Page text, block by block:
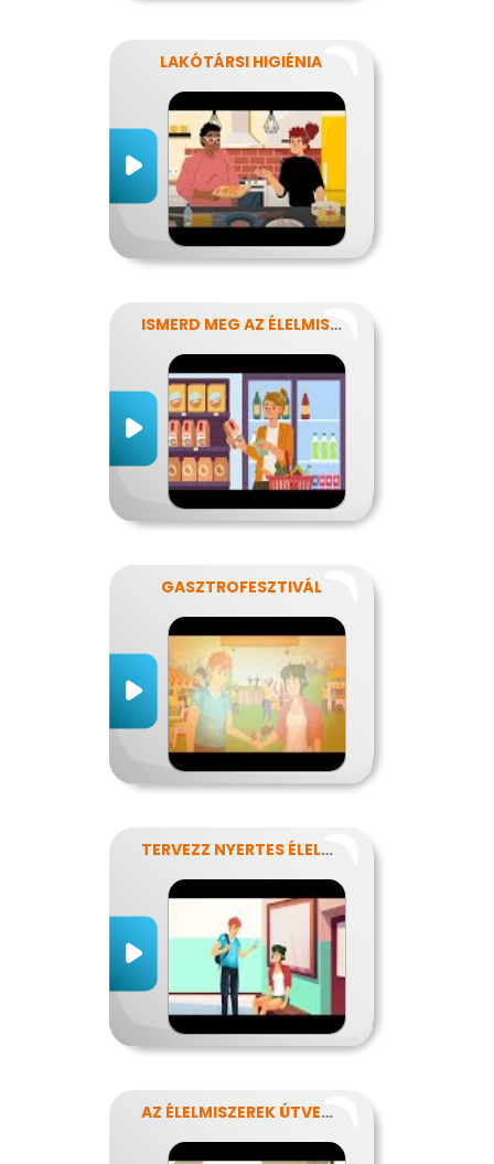
LAKÓTÁRSI HIGIÉNIA
ISMERD MEG AZ ÉLELMISZEREK TITKAIT!
GASZTROFESZTIVÁL
TERVEZZ NYERTES ÉLELMISZER-CSOMAGOLÁST!
AZ ÉLELMISZEREK ÚTVESZTŐJÉBEN